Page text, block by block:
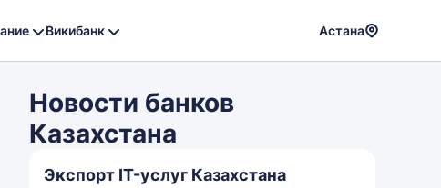
Викибанк Астана
Новости банков
Казахстана
Экспорт IT-услуг Казахстана